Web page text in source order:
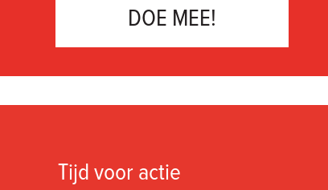
DOE MEE!
Tijd voor actie